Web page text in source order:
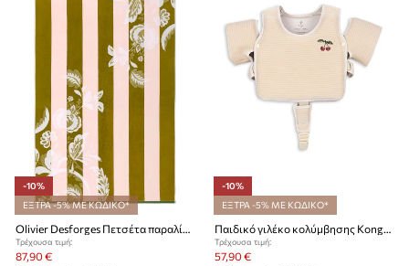
-10%
ΕΞΤΡΑ -5% ΜΕ ΚΩΔΙΚΟ*
Τρέχουσα τιμή:
87,90 €
-10%
ΕΞΤΡΑ -5% ΜΕ ΚΩΔΙΚΟ*
Τρέχουσα τιμή:
57,90 €